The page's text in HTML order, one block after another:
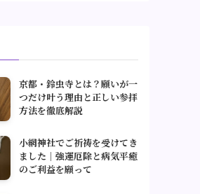
京都・鈴虫寺とは？願いが一
つだけ叶う理由と正しい参拝
方法を徹底解説
小網神社でご祈祷を受けてき
ました｜強運厄除と病気平癒
のご利益を願って